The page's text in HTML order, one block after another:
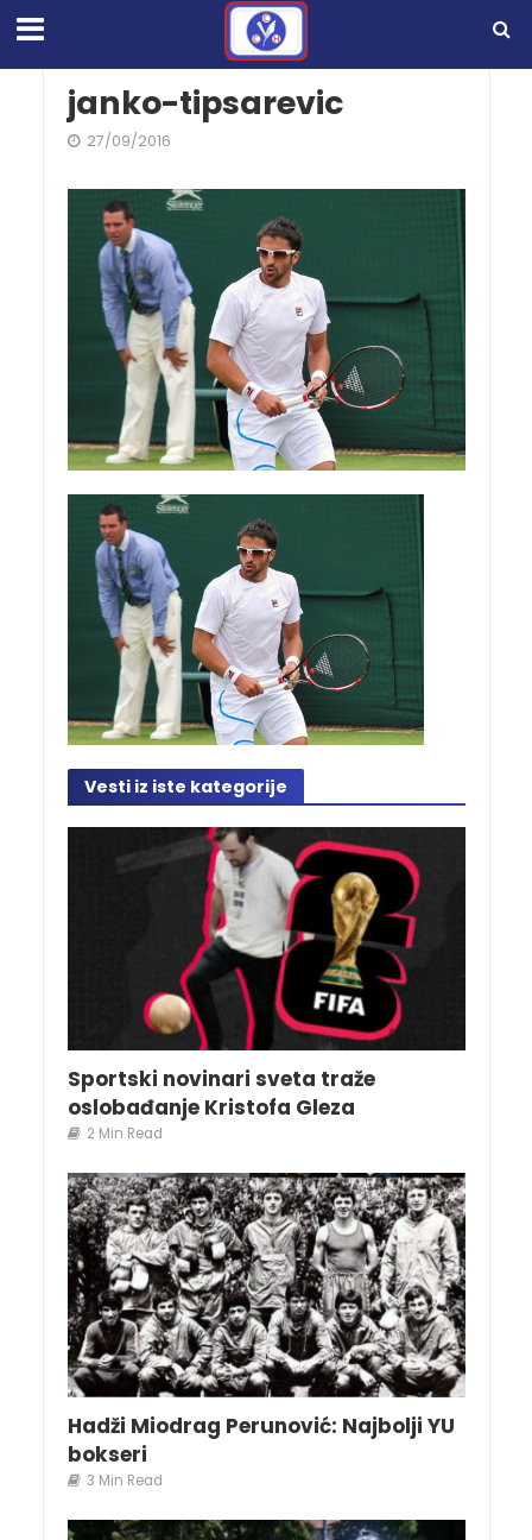
janko-tipsarevic
27/09/2016
Vesti iz iste kategorije
Sportski novinari sveta traže
oslobađanje Kristofa Gleza
2 Min Read
Hadži Miodrag Perunović: Najbolji YU
bokseri
3 Min Read